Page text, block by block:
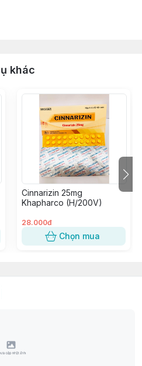
khác
Cinnarizin 25mg
Khapharco (H/200V)
28.000đ
Chọn mua